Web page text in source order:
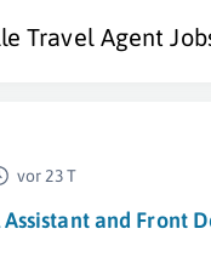
Travel Agent
vor 23 T
Assistant and Front